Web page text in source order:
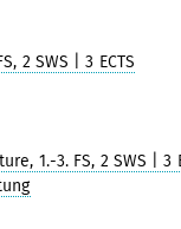
2 SWS | 3 ECTS
1.-3. FS, 2 SWS | 3